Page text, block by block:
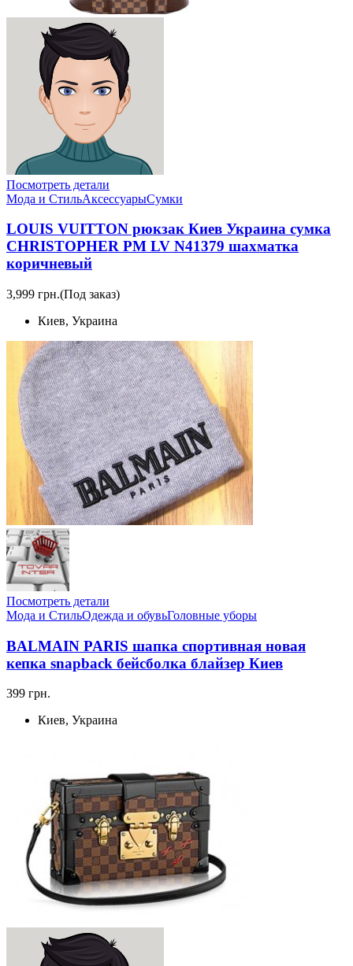
Посмотреть детали
Мода и СтильАксессуарыСумки
LOUIS VUITTON рюкзак Киев Украина сумка
CHRISTOPHER PM LV N41379 шахматка
коричневый
3,999 грн.(Под заказ)
Киев, Украина
Посмотреть детали
Мода и СтильОдежда и обувьГоловные уборы
BALMAIN PARIS шапка спортивная новая
кепка snapback бейсболка блайзер Киев
399 грн.
Киев, Украина